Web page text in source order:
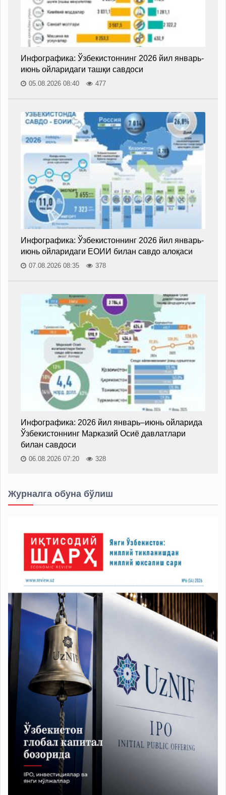
Инфографика: Ўзбекистоннинг 2026 йил январь-
июнь ойларидаги ташқи савдоси
05.08.2026 08:40 477
Инфографика: Ўзбекистоннинг 2026 йил январь-
июнь ойларидаги ЕОИИ билан савдо алоқаси
07.08.2026 08:35 378
Инфографика: 2026 йил январь–июнь ойларида
Ўзбекистоннинг Марказий Осиё давлатлари
билан савдоси
06.08.2026 07:20 328
Журналга обуна бўлиш